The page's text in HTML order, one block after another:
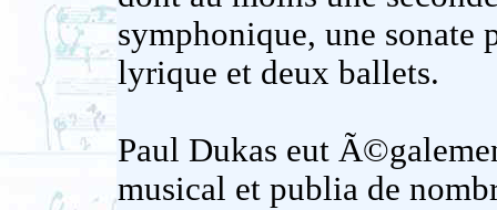
symphonique, une sonate
lyrique et deux ballets.
Paul Dukas eut
musical et publia de